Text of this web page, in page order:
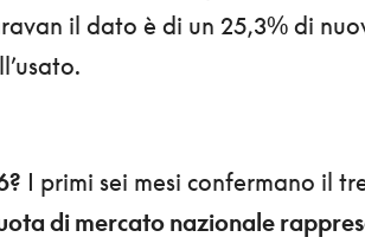
il dato è di un 25,3% di
I primi sei mesi confermano il
di mercato nazionale